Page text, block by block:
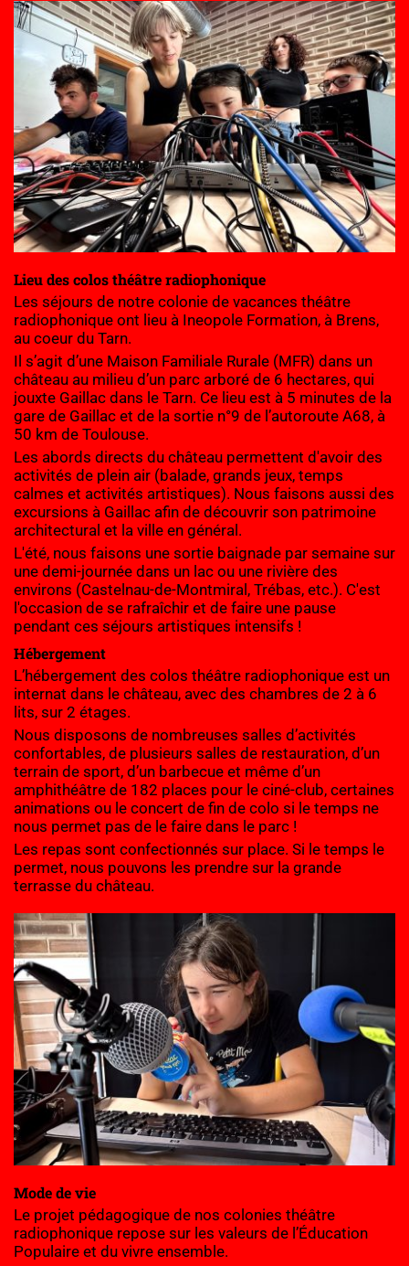
Lieu des colos théâtre radiophonique
Les séjours de notre colonie de vacances théâtre
radiophonique ont lieu à Ineopole Formation, à Brens,
au coeur du Tarn.
Il s’agit d’une Maison Familiale Rurale (MFR) dans un
château au milieu d’un parc arboré de 6 hectares, qui
jouxte Gaillac dans le Tarn. Ce lieu est à 5 minutes de la
gare de Gaillac et de la sortie n°9 de l’autoroute A68, à
50 km de Toulouse.
Les abords directs du château permettent d'avoir des
activités de plein air (balade, grands jeux, temps
calmes et activités artistiques). Nous faisons aussi des
excursions à Gaillac afin de découvrir son patrimoine
architectural et la ville en général.
L'été, nous faisons une sortie baignade par semaine sur
une demi-journée dans un lac ou une rivière des
environs (Castelnau-de-Montmiral, Trébas, etc.). C'est
l'occasion de se rafraîchir et de faire une pause
pendant ces séjours artistiques intensifs !
Hébergement
L’hébergement des colos théâtre radiophonique est un
internat dans le château, avec des chambres de 2 à 6
lits, sur 2 étages.
Nous disposons de nombreuses salles d’activités
confortables, de plusieurs salles de restauration, d’un
terrain de sport, d’un barbecue et même d’un
amphithéâtre de 182 places pour le ciné-club, certaines
animations ou le concert de fin de colo si le temps ne
nous permet pas de le faire dans le parc !
Les repas sont confectionnés sur place. Si le temps le
permet, nous pouvons les prendre sur la grande
terrasse du château.
Mode de vie
Le projet pédagogique de nos colonies théâtre
radiophonique repose sur les valeurs de l’Éducation
Populaire et du vivre ensemble.